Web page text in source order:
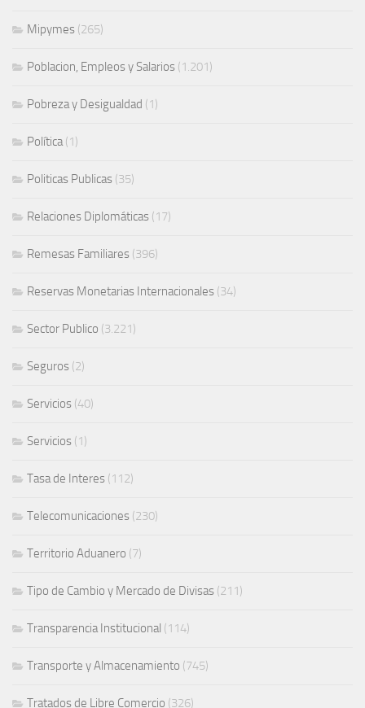
Mipymes (265)
Poblacion, Empleos y Salarios (1.201)
Pobreza y Desigualdad (1)
Política(1)
Politicas Publicas (35)
Relaciones Diplomáticas (17)
Remesas Familiares (396)
Reservas Monetarias Internacionales (34)
Sector Publico (3.221)
Seguros (2)
Servicios (40)
Servicios (1)
Tasa de Interes (112)
Telecomunicaciones (230)
Territorio Aduanero (7)
Tipo de Cambio y Mercado de Divisas (211)
Transparencia Institucional (114)
Transporte y Almacenamiento (745)
Tratados de Libre Comercio (326)